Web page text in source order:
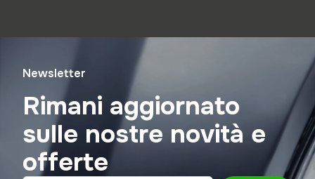
Newsletter
Rimani aggiornato
sulle nostre novità e
offerte